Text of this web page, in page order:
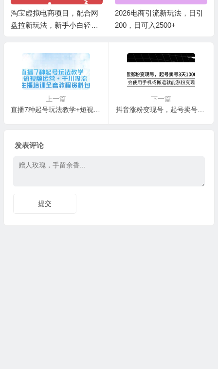
合网
轻松
2026电商引流新玩法，日引
200，日可入2500+
多多虚拟2026最新玩法-
广-纯利润新玩法
上一篇
直播7种起号玩法教学+短视频运营+千川投流+主播培训全套教程资料包
下一篇
抖音涨粉变现号，起号卖号3天千粉，会使用手机或搬运就能涨粉变现
发表评论